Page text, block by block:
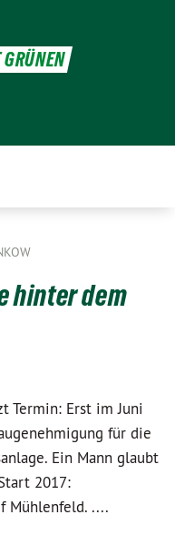
hinter dem
Termin: Erst im Juni
für die
Ein Mann glaubt
2017:
Mühlenfeld. ....